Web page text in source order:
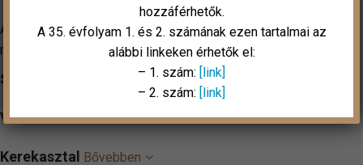
A konferencia céljához illeszkedően az interaktív
megoldásoknak adunk elsőbbséget.Bővebben
Szekció előadás Bővebben
Vitaülés Bővebben
Kerekasztal Bővebben
hozzáférhetők.
A 35. évfolyam 1. és 2. számának ezen tartalmai az
alábbi linkeken érhetők el:
– 1. szám: [link]
– 2. szám: [link]